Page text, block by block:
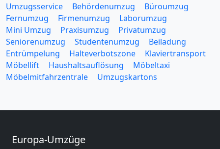
Umzugsservice Behördenumzug
Büroumzug
Fernumzug
Firmenumzug
Laborumzug
Mini Umzug
Praxisumzug
Privatumzug
Seniorenumzug
Studentenumzug
Beiladung
Entrümpelung
Halteverbotszone
Klaviertransport
Möbellift
Haushaltsauflösung
Möbeltaxi
Möbelmitfahrzentrale
Umzugskartons
Europa-Umzüge